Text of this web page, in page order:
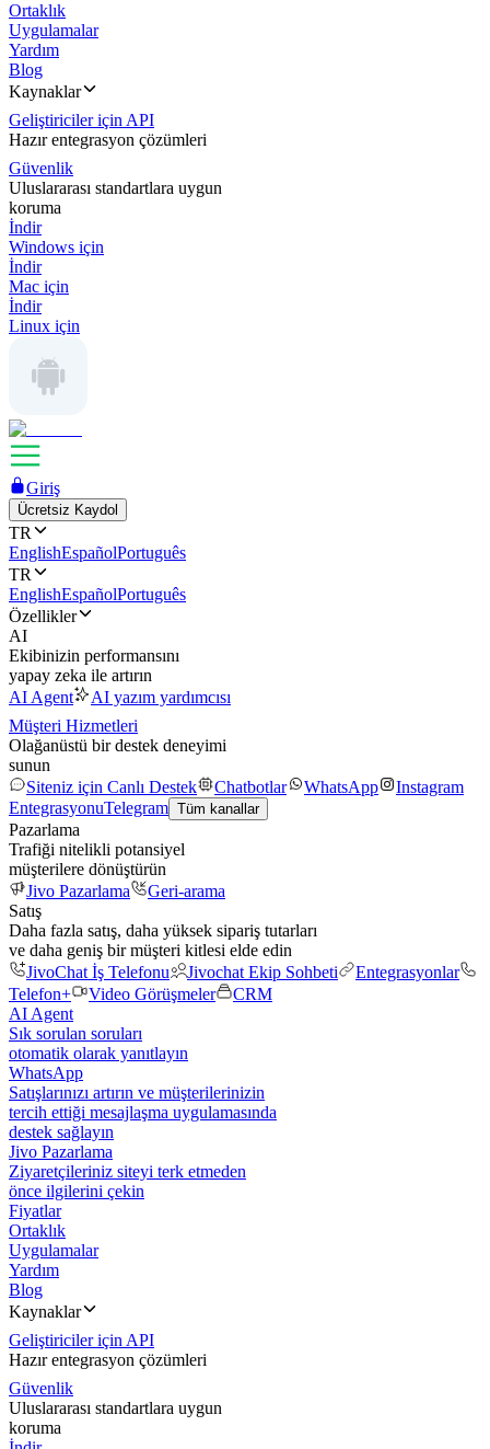
Ortaklık
Uygulamalar
Yardım
Blog
Kaynaklar
Geliştiriciler için API
Hazır entegrasyon çözümleri
Güvenlik
Uluslararası standartlara uygun
koruma
İndir
Windows için
İndir
Mac için
İndir
Linux için
Giriş
Ücretsiz Kaydol
TR
EnglishEspañolPortuguês
TR
EnglishEspañolPortuguês
Özellikler
AI
Ekibinizin performansını
yapay zeka ile artırın
AI Agent
AI yazım yardımcısı
Müşteri Hizmetleri
Olağanüstü bir destek deneyimi
sunun
Siteniz için Canlı Destek
Chatbotlar WhatsApp
Instagram
EntegrasyonuTelegram Tüm kanallar
Pazarlama
Trafiği nitelikli potansiyel
müşterilere dönüştürün
Jivo Pazarlama
Geri-arama
Satış
Daha fazla satış, daha yüksek sipariş tutarları
ve daha geniş bir müşteri kitlesi elde edin
JivoChat İş Telefonu
Jivochat Ekip Sohbeti
Entegrasyonlar
Telefon+
Video Görüşmeler
CRM
AI Agent
Sık sorulan soruları
otomatik olarak yanıtlayın
WhatsApp
Satışlarınızı artırın ve müşterilerinizin
tercih ettiği mesajlaşma uygulamasında
destek sağlayın
Jivo Pazarlama
Ziyaretçileriniz siteyi terk etmeden
önce ilgilerini çekin
Fiyatlar
Ortaklık
Uygulamalar
Yardım
Blog
Kaynaklar
Geliştiriciler için API
Hazır entegrasyon çözümleri
Güvenlik
Uluslararası standartlara uygun
koruma